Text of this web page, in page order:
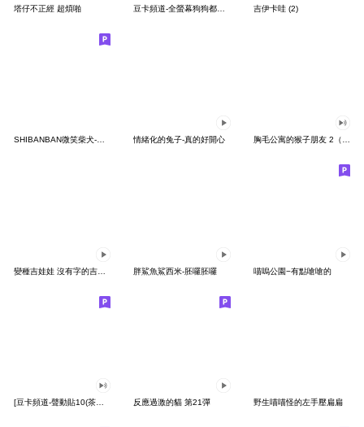
塔仔不正經 超煩啪 吉伊卡哇 (2)
SHIBANBAN微笑柴犬-廢柴寶寶日常 情緒化的兔子-真的好開心 胸毛公寓的猴子朋友 2（有聲動態）
胖鯊魚鯊西米-胚囉胚囉 喵嗚公園−有點嗆嗆的
反應過激的貓 第21彈 野生喵喵怪的左手壓扁扁